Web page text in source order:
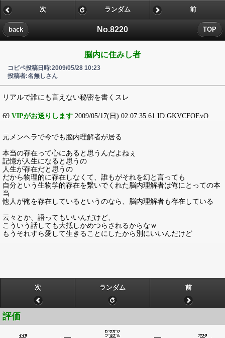
No.8220
back TOP
次 ランダム 前
脳内に住みし者
コピペ投稿日時:2009/05/28 10:23
投稿者:名無しさん
リアルで誰にも言えない秘密を書くスレ
69 VIPがお送りします 2009/05/17(日) 02:07:35.61 ID:GKVCFOEvO
元メンヘラで今でも脳内理解者が居る
本当の存在って心にあると思うんだよねぇ
記憶が人生になると思うの
人生が存在だと思うの
だから物理的に存在しなくて、誰もがそれを幻と言っても
自分という生物学的存在を繋いでくれた脳内理解者は俺にとっての本
当
他人が俺を存在しているというのなら、脳内理解者も存在している
云々とか、語ってもいいんだけど、
こういう話しても大抵しかめつらされるからなｗ
もうそれすら愛して生きることにしたから別にいいんだけど
次 ランダム 前
評価